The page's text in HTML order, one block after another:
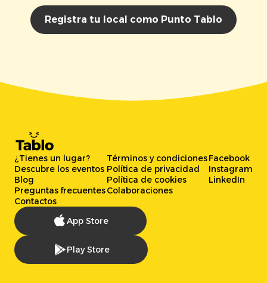
Registra tu local como Punto Tablo
¿Tienes un lugar?
Descubre los eventos
Blog
Preguntas frecuentes
Contactos
Términos y condiciones
Política de privacidad
Política de cookies
Colaboraciones
Facebook
Instagram
LinkedIn
App Store
Play Store